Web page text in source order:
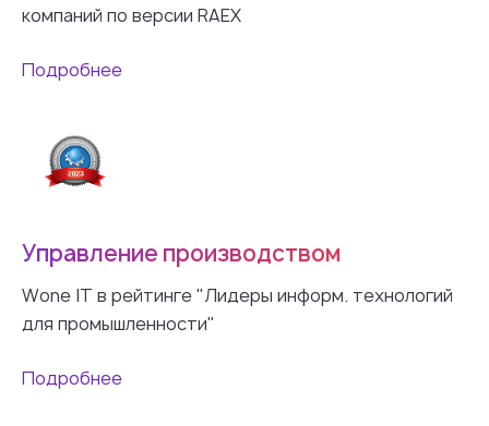
компаний по версии RAEX
Подробнее
Управление производством
Wone IT в рейтинге "Лидеры информ. технологий
для промышленности"
Подробнее